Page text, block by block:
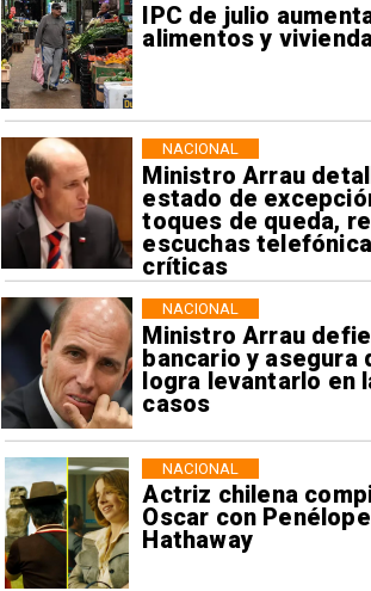
IPC de julio
alimentos y vivienda
Ministro Arrau
estado de
toques de queda,
escuchas
críticas
NACIONAL
Ministro Arrau
bancario y asegura
logra levantarlo en
casos
NACIONAL
Actriz chilena
Oscar con
Hathaway
NACIONAL